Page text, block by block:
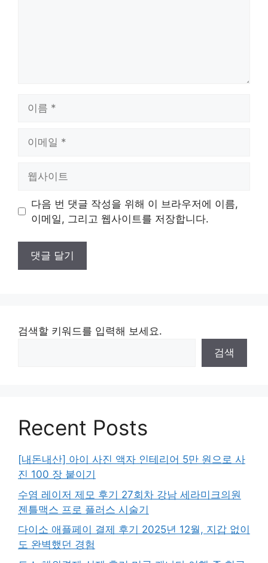
트
다음 번 댓글 작성을 위해 이 브라우저에 이름,
이메일, 그리고 웹사이트를 저장합니다.
검색할 키워드를 입력해 보세요.
검색
Recent Posts
[내돈내산] 아이 사진 액자 인테리어 5만 원으로 사
진 100 장 붙이기
수염 레이저 제모 후기 27회차 강남 세라미크의원
젠틀맥스 프로 플러스 시술기
다이소 애플페이 결제 후기 2025년 12월, 지갑 없이
도 완벽했던 경험